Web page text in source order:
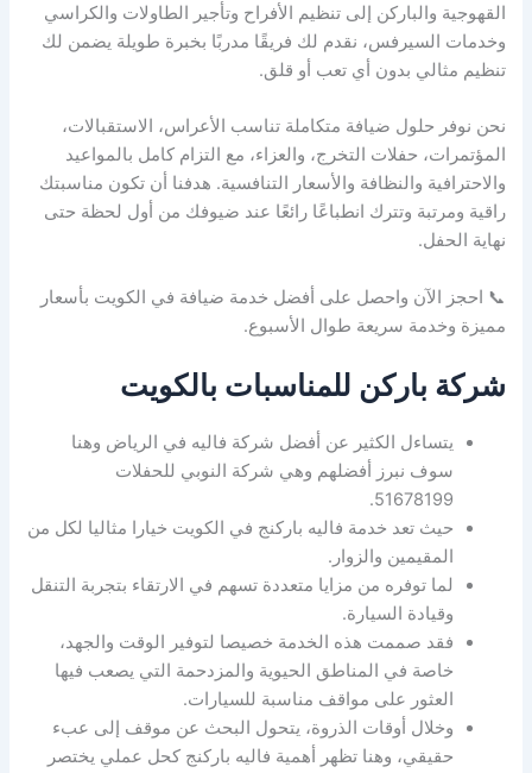
القهوجية والباركن إلى تنظيم الأفراح وتأجير الطاولات والكراسي
وخدمات السيرفس، نقدم لك فريقًا مدربًا بخبرة طويلة يضمن لك
تنظيم مثالي بدون أي تعب أو قلق.
نحن نوفر حلول ضيافة متكاملة تناسب الأعراس، الاستقبالات،
المؤتمرات، حفلات التخرج، والعزاء، مع التزام كامل بالمواعيد
والاحترافية والنظافة والأسعار التنافسية. هدفنا أن تكون مناسبتك
راقية ومرتبة وتترك انطباعًا رائعًا عند ضيوفك من أول لحظة حتى
نهاية الحفل.
📞 احجز الآن واحصل على أفضل خدمة ضيافة في الكويت بأسعار
مميزة وخدمة سريعة طوال الأسبوع.
شركة باركن للمناسبات بالكويت
يتساءل الكثير عن أفضل شركة فاليه في الرياض وهنا
سوف نبرز أفضلهم وهي شركة النوبي للحفلات
51678199.
حيث تعد خدمة فاليه باركنج في الكويت خيارا مثاليا لكل من
المقيمين والزوار.
لما توفره من مزايا متعددة تسهم في الارتقاء بتجربة التنقل
وقيادة السيارة.
فقد صممت هذه الخدمة خصيصا لتوفير الوقت والجهد،
خاصة في المناطق الحيوية والمزدحمة التي يصعب فيها
العثور على مواقف مناسبة للسيارات.
وخلال أوقات الذروة، يتحول البحث عن موقف إلى عبء
حقيقي، وهنا تظهر أهمية فاليه باركنج كحل عملي يختصر